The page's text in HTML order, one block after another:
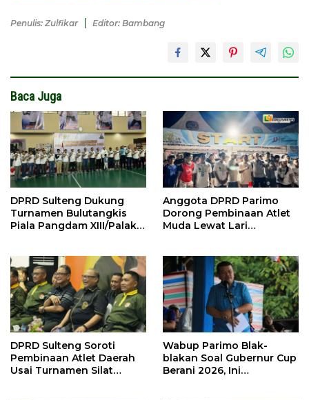
Penulis: Zulfikar Editor: Bambang
Baca Juga
DPRD Sulteng Dukung
Turnamen Bulutangkis
Piala Pangdam XIII/Palaka
Anggota DPRD Parimo
Dorong Pembinaan Atlet
Muda Lewat Lari
DPRD Sulteng Soroti
Pembinaan Atlet Daerah
Usai Turnamen Silat
Wabup Parimo Blak-
blakan Soal Gubernur Cup
Berani 2026, Ini